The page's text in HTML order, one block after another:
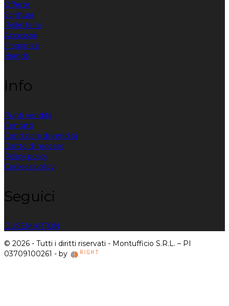
Offerte
Scrittura
Pelletteria
Accessori
Fragranze
Brands
Info
Punti vendita
Contatti
Condizioni di vendita
Diritto di recesso
Policy policy
Cookies policy
Seguici
DUSEMARTON
© 2026 - Tutti i diritti riservati - Montufficio S.R.L. – PI
03709100261 - by